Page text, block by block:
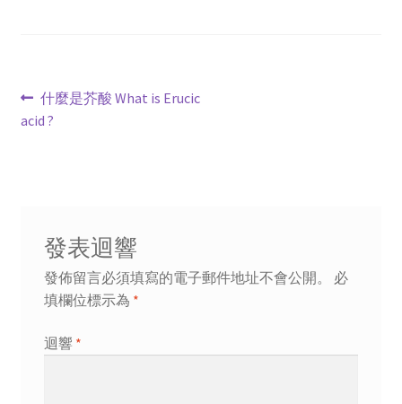
文
章
上
一
什麼是芥酸 What is Erucic
acid ?
發表迴響
發佈留言必須填寫的電子郵件地址不會公開。
必
填欄位標示為 *
迴響 *